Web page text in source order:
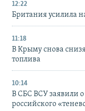
12:22
Британия усилила
11:18
В Крыму снова
топлива
10:14
В СБС ВСУ заявили
российского